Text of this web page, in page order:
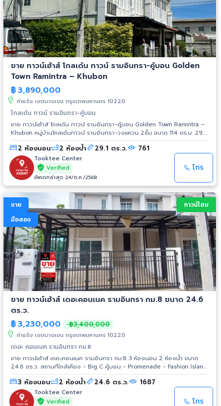
ขาย ทาวน์เฮ้าส์ โกลเด้น ทาวน์ รามอินทรา-คู้บอน Golden
Town Ramintra – Khubon
฿3,890,000
ท่าแร้ง เขตบางเขน กรุงเทพมหานคร 10220
โกลเด้น ทาวน์ รามอินทรา-คู้บอน
ขาย ทาวน์เฮ้าส์ โกลเด้น ทาวน์ รามอินทรา-คู้บอน Golden Town Ramintra –
Khubon หมู่บ้านโกลเด้นทาวน์ รามอินทรา-วงแหวน 2ชั้น ขนาด 114 ตร.ม. 29.1
ตร.ว. สิ่งอำนวยความสะดวก & สถานที่ใกล้เคียง - คลับเฮ้าส์ - สวนสาธารณะ -
กล้องวงจรปิด - ฟิตเนส - รักษาความปลอดภัย 24 ชม. - สระว่ายน้ำ สถานที่
ใกล้เคียง - ใกล้แฟชั่นไอส์แลนด์ - สวนสยาม - โรงเรียนวัดคู้บอน -
โรงเรียนสาธิตพัฒนา - โรงเรียนบดินทร์เดชา2 - โรงเรียนสตรีวิทยา2 - โรง
พยาบาลสินแพทย์ - โรงพยาบาลพญาไทนวมินทร์ การเดินทางสะดวก เข้า-ออก
ได้ทั้ง ถนนรามอินทรา ถนนคู้บอน ถนนเลียบวงแหวนกาญจนา ใกล้ทางขึ้นลง
วงแหวนบางนา บางปะอิน ใกล้ทางด่วน
2 ห้องนอน 2 ห้องน้ำ 29.1 ตร.ว. 761
Tooktee Center
Verified
อัพเดทล่าสุด 24/ต.ค./2568
โทร
ขาย
มือสอง
ทาวน์โฮม
ขาย ทาวน์เฮ้าส์ เดอะคอนเนค รามอินทรา กม.8 ขนาด 24.6
ตร.ว.
฿3,230,000 ฿3,400,000
ท่าแร้ง เขตบางเขน กรุงเทพมหานคร 10220
เดอะ คอนเนค รามอินทรา กม.8
ขาย ทาวน์เฮ้าส์ เดอะคอนเนค รามอินทรา กม.8 3 ห้องนอน 2 ห้องน้ำ ขนาด
24.6 ตร.ว. สถานที่ใกล้เคียง - Big C คู้บอน - Promenade - Fashion Island
- Chocolate Ville - Foodland - Big C รามอินทรา - Central รามอินทรา -
มหาวิทยาลัยเกริก - มหาวิทยาลัยศรีปทุม - มหาวิทยาลัยเกษตรศาสตร์
3 ห้องนอน 2 ห้องน้ำ 24.6 ตร.ว. 1687
Tooktee Center
Verified
โทร